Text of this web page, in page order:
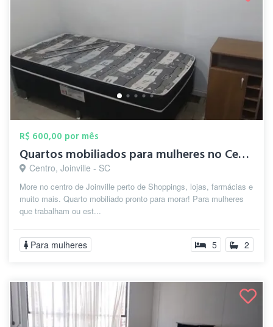
R$ 600,00 por mês
Quartos mobiliados para mulheres no Cent...
Centro, Joinville - SC
More no centro de Joinville perto de Shoppings, lojas, farmácias e
muito mais. Quarto mobiliado pronto para morar! Para mulheres
que trabalham ou est...
Para mulheres 5 2